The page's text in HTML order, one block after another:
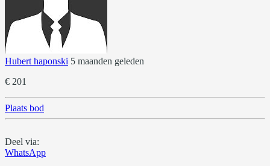
Hubert haponski 5 maanden geleden
€ 201
Plaats bod
Deel via:
WhatsApp